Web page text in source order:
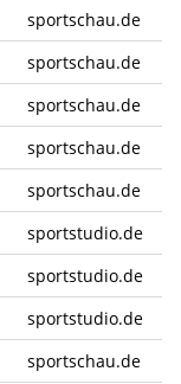
sportschau.de
sportschau.de
sportschau.de
sportschau.de
sportschau.de
sportstudio.de
sportstudio.de
sportstudio.de
sportschau.de